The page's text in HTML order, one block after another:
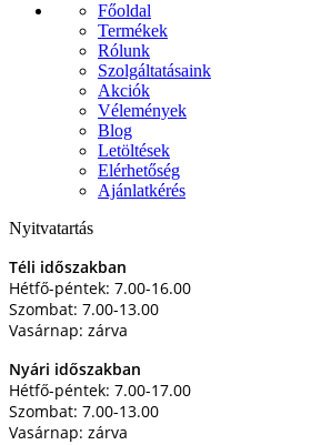
Főoldal
Termékek
Rólunk
Szolgáltatásaink
Akciók
Vélemények
Blog
Letöltések
Elérhetőség
Ajánlatkérés
Nyitvatartás
Téli időszakban
Hétfő-péntek: 7.00-16.00
Szombat: 7.00-13.00
Vasárnap: zárva
Nyári időszakban
Hétfő-péntek: 7.00-17.00
Szombat: 7.00-13.00
Vasárnap: zárva